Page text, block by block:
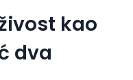
kao
dva